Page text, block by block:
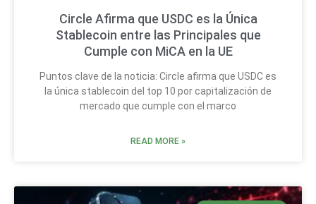
Circle Afirma que USDC es la Única
Stablecoin entre las Principales que
Cumple con MiCA en la UE
Puntos clave de la noticia: Circle afirma que USDC es
la única stablecoin del top 10 por capitalización de
mercado que cumple con el marco
READ MORE »